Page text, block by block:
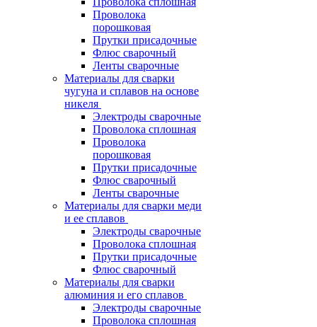
Проволока
порошковая
Прутки присадочные
Флюс сварочный
Ленты сварочные
Материалы для сварки
чугуна и сплавов на основе
никеля
Электроды сварочные
Проволока сплошная
Проволока
порошковая
Прутки присадочные
Флюс сварочный
Ленты сварочные
Материалы для сварки меди
и ее сплавов
Электроды сварочные
Проволока сплошная
Прутки присадочные
Флюс сварочный
Материалы для сварки
алюминия и его сплавов
Электроды сварочные
Проволока сплошная